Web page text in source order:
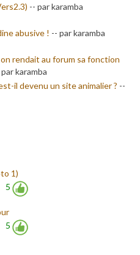
-- par karamba
abusive ! -- par karamba
rendait au forum sa fonction
par karamba
il devenu un site animalier ? --
5
1)
5